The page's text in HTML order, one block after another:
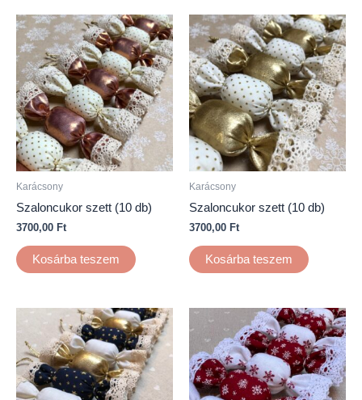
Karácsony
Szaloncukor szett (10 db)
3700,00 Ft
Kosárba teszem
Karácsony
Szaloncukor szett (10 db)
3700,00 Ft
Kosárba teszem